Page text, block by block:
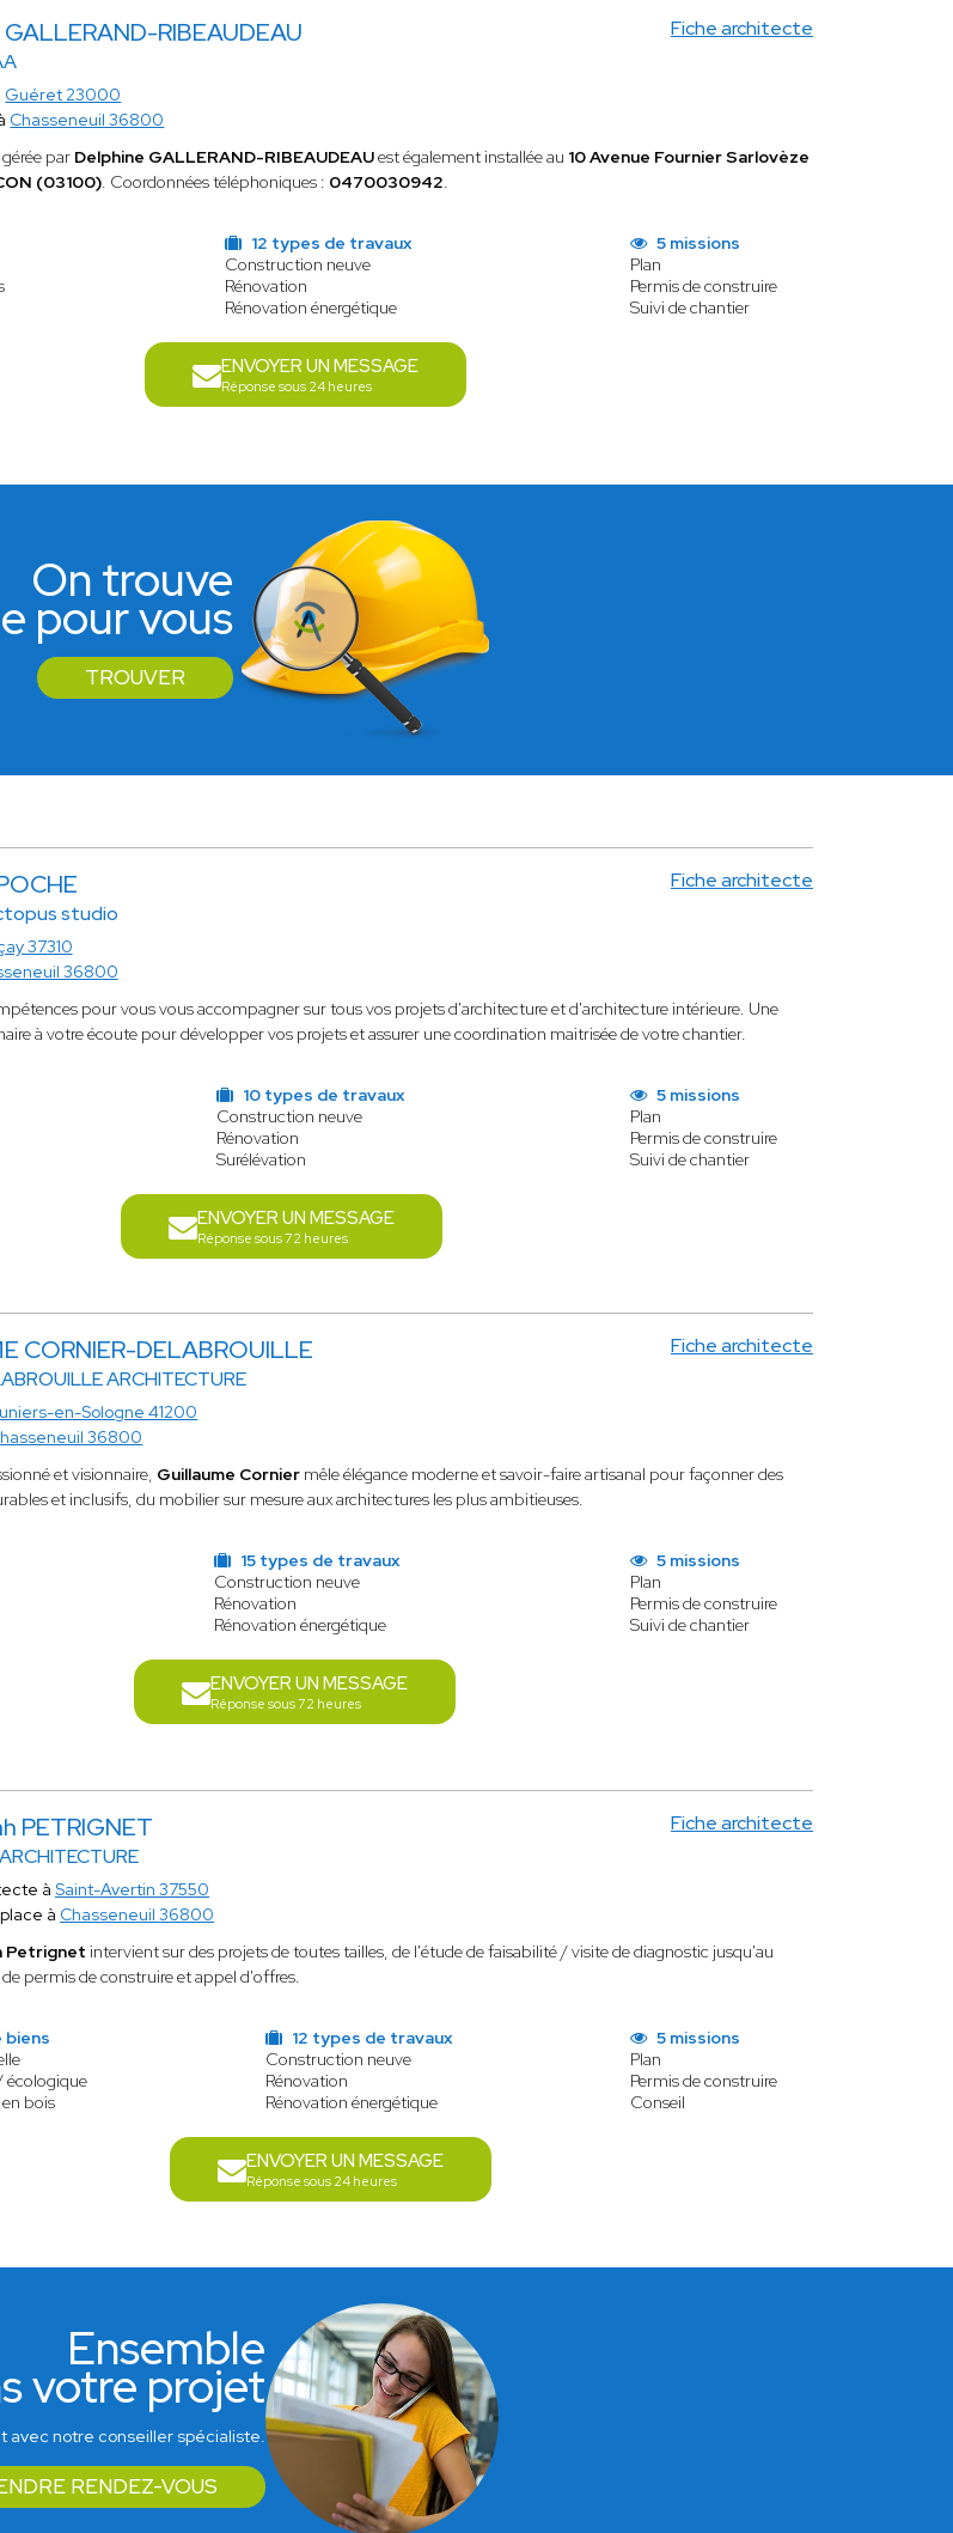
RIBEAUDEAU Fiche architecte
Guéret 23000
Chasseneuil 36800
gérée par Delphine GALLERAND-RIBEAUDEAUest également installée au 10 Avenue Fournier Sarlovèze
(03100). Coordonnées téléphoniques : 0470030942.
12 types de travaux
Construction neuve
Rénovation
Rénovation énergétique
5 missions
Plan
Permis de construire
Suivi de chantier
ENVOYER UN MESSAGE
Réponse sous 24 heures
On trouve
pour vous
TROUVER
studio
Fiche architecte
37310
36800
pour vous vous accompagner sur tous vos projets d'architecture et d'architecture intérieure. Une
à votre écoute pour développer vos projets et assurer une coordination maitrisée de votre chantier.
10 types de travaux
Construction neuve
Rénovation
Surélévation
5 missions
Plan
Permis de construire
Suivi de chantier
ENVOYER UN MESSAGE
Réponse sous 72 heures
CORNIER-DELABROUILLE
ARCHITECTURE
Fiche architecte
en-Sologne 41200
36800
et visionnaire, Guillaume Cornier mêle élégance moderne et savoir-faire artisanal pour façonner des
et inclusifs, du mobilier sur mesure aux architectures les plus ambitieuses.
15 types de travaux
Construction neuve
Rénovation
Rénovation énergétique
5 missions
Plan
Permis de construire
Suivi de chantier
ENVOYER UN MESSAGE
Réponse sous 72 heures
PETRIGNET Fiche architecte
àSaint-Avertin 37550
à Chasseneuil 36800
Petrignet intervient sur des projets de toutes tailles, de l'étude de faisabilité / visite de diagnostic jusqu'au
permis de construire et appel d'offres.
biens
écologique
bois
12 types de travaux
Construction neuve
Rénovation
Rénovation énergétique
5 missions
Plan
Permis de construire
Conseil
ENVOYER UN MESSAGE
Réponse sous 24 heures
Ensemble
votre projet
avec notre conseiller spécialiste.
RENDEZ-VOUS